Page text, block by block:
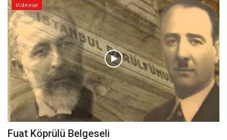
Videolar
Fuat Köprülü Belgeseli